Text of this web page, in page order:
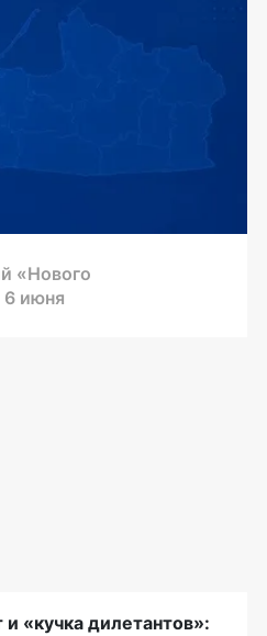
«Нового
6 июня
«кучка дилетантов»: